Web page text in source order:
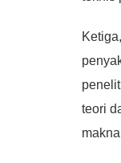
teori